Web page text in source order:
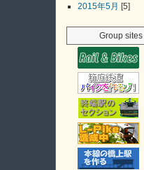
2015年5月 [5]
Group sites